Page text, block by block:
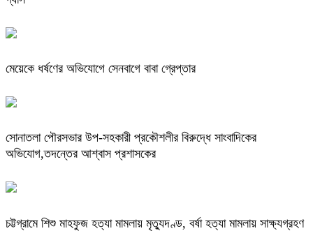
মেয়েকে ধর্ষণের অভিযোগে সেনবাগে বাবা গ্রেপ্তার
সোনাতলা পৌরসভার উপ-সহকারী প্রকৌশলীর বিরুদ্ধে সাংবাদিকের
অভিযোগ,তদন্তের আশ্বাস প্রশাসকের
চট্টগ্রামে শিশু মাহফুজ হত্যা মামলায় মৃত্যুদণ্ড, বর্ষা হত্যা মামলায় সাক্ষ্যগ্রহণ